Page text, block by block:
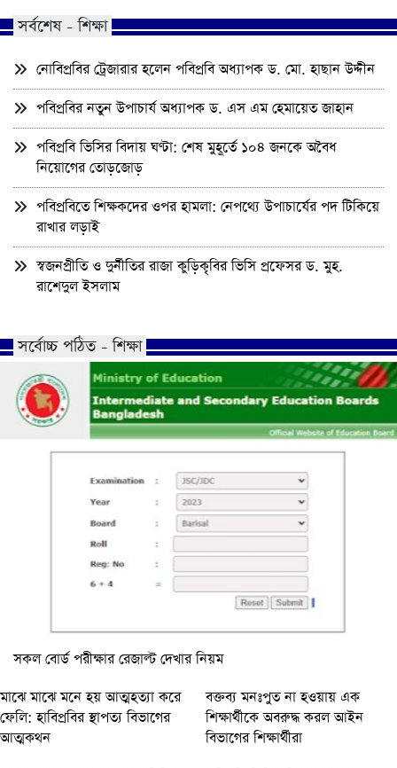
সর্বশেষ - শিক্ষা
নোবিপ্রবির ট্রেজারার হলেন পবিপ্রবি অধ্যাপক ড. মো. হাছান উদ্দীন
পবিপ্রবির নতুন উপাচার্য অধ্যাপক ড. এস এম হেমায়েত জাহান
পবিপ্রবি ভিসির বিদায় ঘণ্টা: শেষ মুহূর্তে ১০৪ জনকে অবৈধ
নিয়োগের তোড়জোড়
পবিপ্রবিতে শিক্ষকদের ওপর হামলা: নেপথ্যে উপাচার্যের পদ টিকিয়ে
রাখার লড়াই
স্বজনপ্রীতি ও দুর্নীতির রাজা কুড়িকৃবির ভিসি প্রফেসর ড. মুহ.
রাশেদুল ইসলাম
সর্বোচ্চ পঠিত - শিক্ষা
সকল বোর্ড পরীক্ষার রেজাল্ট দেখার নিয়ম
মাঝে মাঝে মনে হয় আত্মহত্যা করে
ফেলি: হাবিপ্রবির স্থাপত্য বিভাগের
আত্মকথন
বক্তব্য মনঃপুত না হওয়ায় এক
শিক্ষার্থীকে অবরুদ্ধ করল আইন
বিভাগের শিক্ষার্থীরা